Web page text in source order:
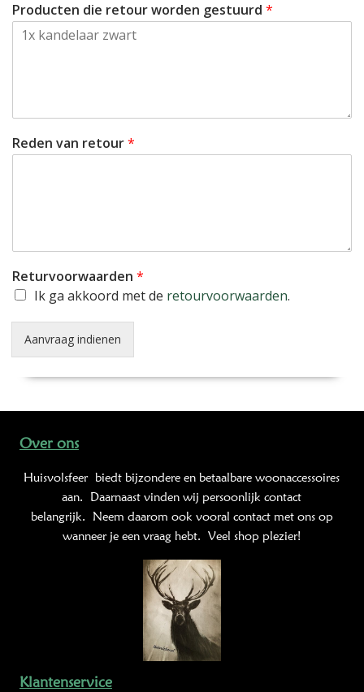
Producten die retour worden gestuurd *
*
r
*
Reden van retour*
Returvoorwaarden *
Ik ga akkoord met de retourvoorwaarden.
Aanvraag indienen
Over ons
Huisvolsfeer biedt bijzondere en betaalbare woonaccessoires
aan. Daarnaast vinden wij persoonlijk contact
belangrijk. Neem daarom ook vooral contact met ons op
wanneer je een vraag hebt. Veel shop plezier!
Klantenservice